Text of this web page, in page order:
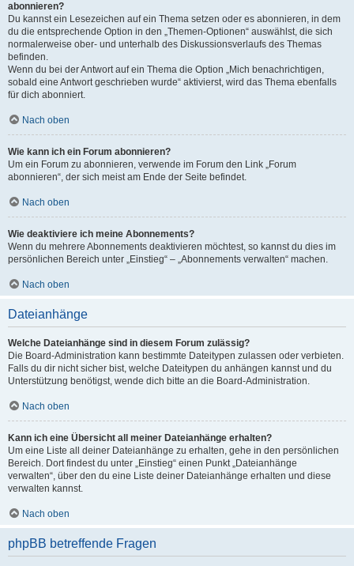
abonnieren?
Du kannst ein Lesezeichen auf ein Thema setzen oder es abonnieren, in dem
du die entsprechende Option in den „Themen-Optionen“ auswählst, die sich
normalerweise ober- und unterhalb des Diskussionsverlaufs des Themas
befinden.
Wenn du bei der Antwort auf ein Thema die Option „Mich benachrichtigen,
sobald eine Antwort geschrieben wurde“ aktivierst, wird das Thema ebenfalls
für dich abonniert.
Nach oben
Wie kann ich ein Forum abonnieren?
Um ein Forum zu abonnieren, verwende im Forum den Link „Forum
abonnieren“, der sich meist am Ende der Seite befindet.
Nach oben
Wie deaktiviere ich meine Abonnements?
Wenn du mehrere Abonnements deaktivieren möchtest, so kannst du dies im
persönlichen Bereich unter „Einstieg“ – „Abonnements verwalten“ machen.
Nach oben
Dateianhänge
Welche Dateianhänge sind in diesem Forum zulässig?
Die Board-Administration kann bestimmte Dateitypen zulassen oder verbieten.
Falls du dir nicht sicher bist, welche Dateitypen du anhängen kannst und du
Unterstützung benötigst, wende dich bitte an die Board-Administration.
Nach oben
Kann ich eine Übersicht all meiner Dateianhänge erhalten?
Um eine Liste all deiner Dateianhänge zu erhalten, gehe in den persönlichen
Bereich. Dort findest du unter „Einstieg“ einen Punkt „Dateianhänge
verwalten“, über den du eine Liste deiner Dateianhänge erhalten und diese
verwalten kannst.
Nach oben
phpBB betreffende Fragen